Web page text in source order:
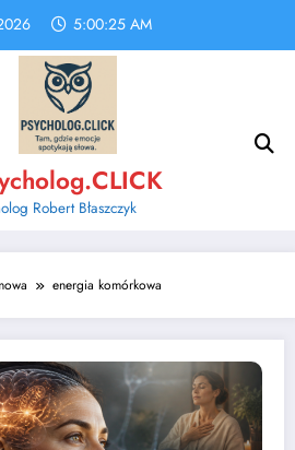
5:00:25 AM
Robert Błaszczyk
energia komórkowa